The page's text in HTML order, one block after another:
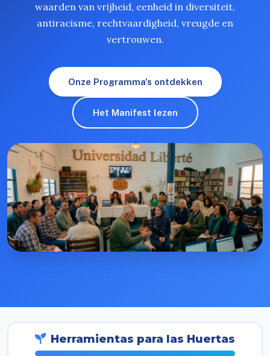
waarden van vrijheid, eenheid in diversiteit,
antiracisme, rechtvaardigheid, vreugde en
vertrouwen.
Onze Programma's ontdekken
Het Manifest lezen
Herramientas para las Huertas